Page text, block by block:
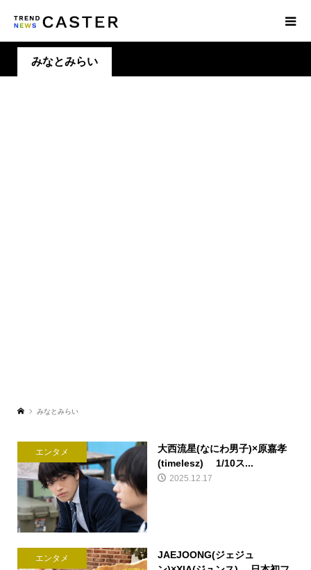
みなとみらい
みなとみらい
エンタメ
大西流星(なにわ男子)×原嘉孝
(timelesz) 1/10ス...
2025.12.17
エンタメ
JAEJOONG(ジェジュ